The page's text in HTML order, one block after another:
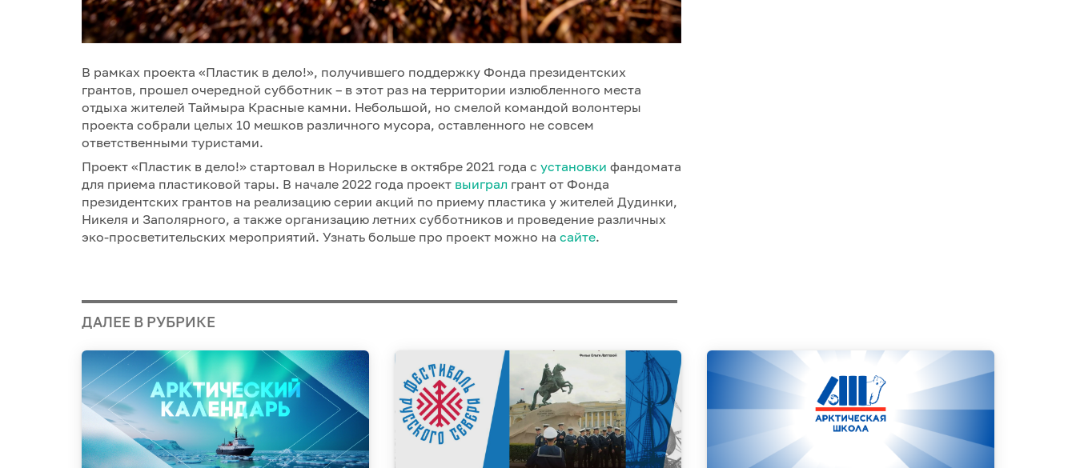
В рамках проекта «Пластик в дело!», получившего поддержку Фонда президентских
грантов, прошел очередной субботник – в этот раз на территории излюбленного места
отдыха жителей Таймыра Красные камни. Небольшой, но смелой командой волонтеры
проекта собрали целых 10 мешков различного мусора, оставленного не совсем
ответственными туристами.
Проект «Пластик в дело!» стартовал в Норильске в октябре 2021 года с установки фандомата
для приема пластиковой тары. В начале 2022 года проект выиграл грант от Фонда
президентских грантов на реализацию серии акций по приему пластика у жителей Дудинки,
Никеля и Заполярного, а также организацию летних субботников и проведение различных
эко-просветительских мероприятий. Узнать больше про проект можно на сайте.
ДАЛЕЕ В РУБРИКЕ